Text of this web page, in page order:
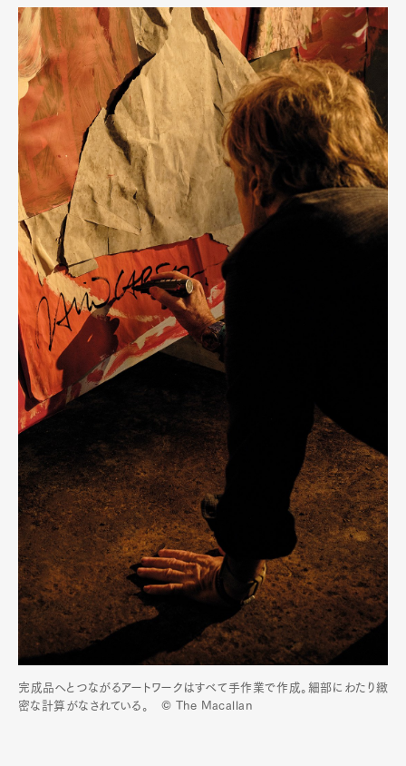
完成品へとつながるアートワークはすべて手作業で作成。細部にわたり緻
密な計算がなされている。 © The Macallan